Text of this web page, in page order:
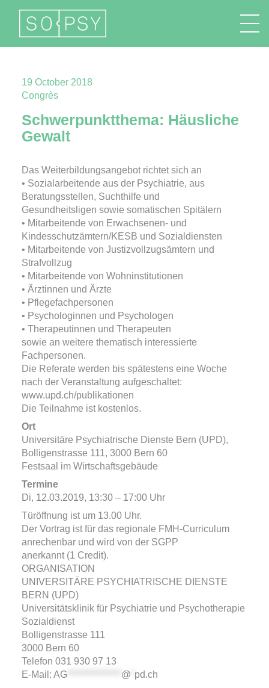
FR EN IT
19 October 2018
Congrès
Schwerpunktthema: Häusliche
Gewalt
Das Weiterbildungsangebot richtet sich an
• Sozialarbeitende aus der Psychiatrie, aus
Beratungsstellen, Suchthilfe und
Gesundheitsligen sowie somatischen Spitälern
• Mitarbeitende von Erwachsenen- und
Kindesschutzämtern/KESB und Sozialdiensten
• Mitarbeitende von Justizvollzugsämtern und
Strafvollzug
• Mitarbeitende von Wohninstitutionen
• Ärztinnen und Ärzte
• Pflegefachpersonen
• Psychologinnen und Psychologen
• Therapeutinnen und Therapeuten
sowie an weitere thematisch interessierte
Fachpersonen.
Die Referate werden bis spätestens eine Woche
nach der Veranstaltung aufgeschaltet:
www.upd.ch/publikationen
Die Teilnahme ist kostenlos.
Ort
Universitäre Psychiatrische Dienste Bern (UPD),
Bolligenstrasse 111, 3000 Bern 60
Festsaal im Wirtschaftsgebäude
Termine
Di, 12.03.2019, 13:30 – 17:00 Uhr
Türöffnung ist um 13.00 Uhr.
Der Vortrag ist für das regionale FMH-Curriculum
anrechenbar und wird von der SGPP
anerkannt (1 Credit).
ORGANISATION
UNIVERSITÄRE PSYCHIATRISCHE DIENSTE
BERN (UPD)
Universitätsklinik für Psychiatrie und Psychotherapie
Sozialdienst
Bolligenstrasse 111
3000 Bern 60
Telefon 031 930 97 13
E-Mail: AG*************** @ pd.ch